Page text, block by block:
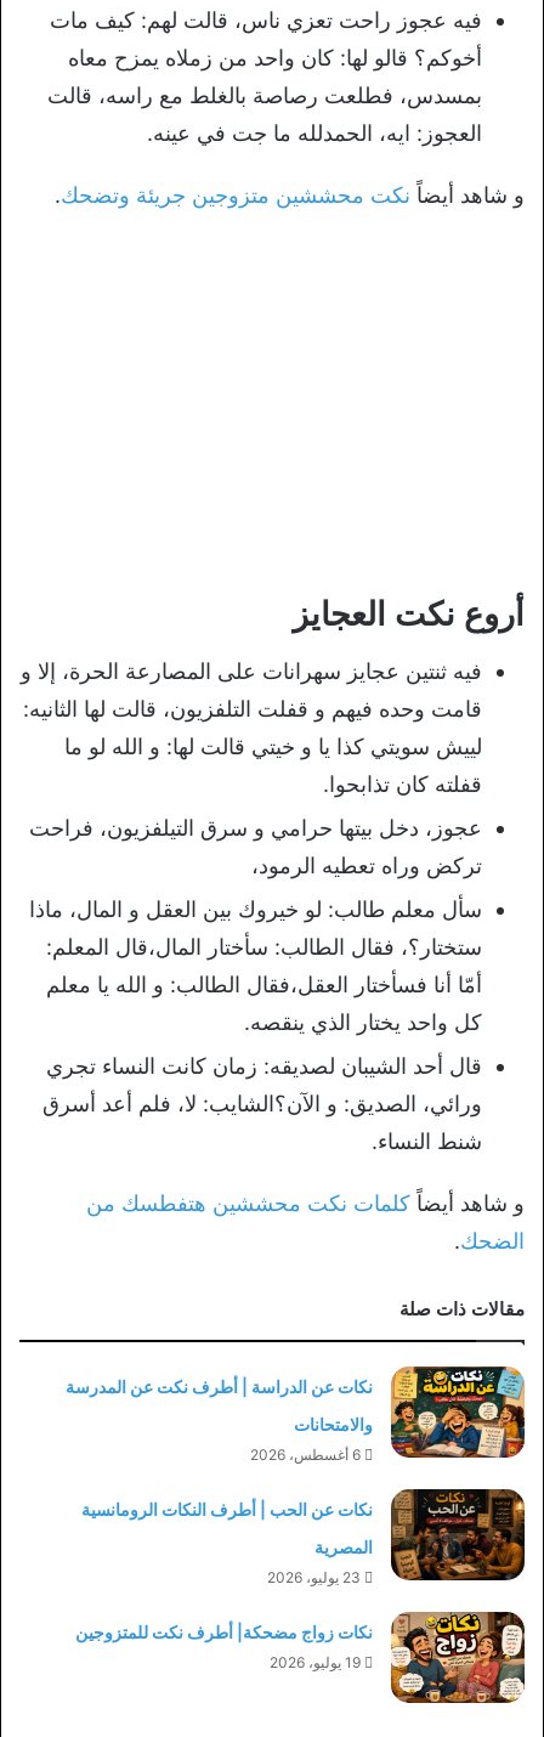
فيه عجوز راحت تعزي ناس، قالت لهم: كيف مات
أخوكم؟ قالو لها: كان واحد من زملاه يمزح معاه
بمسدس، فطلعت رصاصة بالغلط مع راسه، قالت
العجوز: ايه، الحمدلله ما جت في عينه.
و شاهد أيضاً نكت محششين متزوجين جريئة وتضحك.
أروع نكت العجايز
فيه ثنتين عجايز سهرانات على المصارعة الحرة، إلا و
قامت وحده فيهم و قفلت التلفزيون، قالت لها الثانيه:
لييش سويتي كذا يا و خيتي قالت لها: و الله لو ما
قفلته كان تذابحوا.
عجوز، دخل بيتها حرامي و سرق التيلفزيون، فراحت
تركض وراه تعطيه الرمود،
سأل معلم طالب: لو خيروك بين العقل و المال، ماذا
ستختار؟، فقال الطالب: سأختار المال،قال المعلم:
أمّا أنا فسأختار العقل،فقال الطالب: و الله يا معلم
كل واحد يختار الذي ينقصه.
قال أحد الشيبان لصديقه: زمان كانت النساء تجري
ورائي، الصديق: و الآن؟الشايب: لا، فلم أعد أسرق
شنط النساء.
و شاهد أيضاً كلمات نكت محششين هتفطسك من
الضحك.
مقالات ذات صلة
نكات عن الدراسة | أطرف نكت عن المدرسة
والامتحانات
6 أغسطس، 2026
نكات عن الحب | أطرف النكات الرومانسية
المصرية
23 يوليو، 2026
نكات زواج مضحكة| أطرف نكت للمتزوجين
19 يوليو، 2026